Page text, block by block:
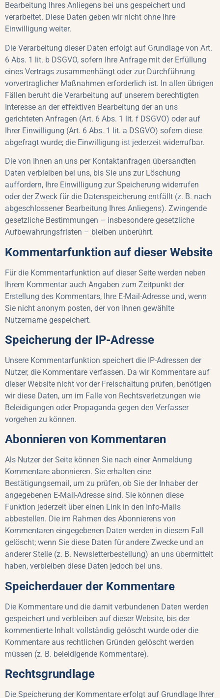
Bearbeitung Ihres Anliegens bei uns gespeichert und
verarbeitet. Diese Daten geben wir nicht ohne Ihre
Einwilligung weiter.
Die Verarbeitung dieser Daten erfolgt auf Grundlage von Art.
6 Abs. 1 lit. b DSGVO, sofern Ihre Anfrage mit der Erfüllung
eines Vertrags zusammenhängt oder zur Durchführung
vorvertraglicher Maßnahmen erforderlich ist. In allen übrigen
Fällen beruht die Verarbeitung auf unserem berechtigten
Interesse an der effektiven Bearbeitung der an uns
gerichteten Anfragen (Art. 6 Abs. 1 lit. f DSGVO) oder auf
Ihrer Einwilligung (Art. 6 Abs. 1 lit. a DSGVO) sofern diese
abgefragt wurde; die Einwilligung ist jederzeit widerrufbar.
Die von Ihnen an uns per Kontaktanfragen übersandten
Daten verbleiben bei uns, bis Sie uns zur Löschung
auffordern, Ihre Einwilligung zur Speicherung widerrufen
oder der Zweck für die Datenspeicherung entfällt (z. B. nach
abgeschlossener Bearbeitung Ihres Anliegens). Zwingende
gesetzliche Bestimmungen – insbesondere gesetzliche
Aufbewahrungsfristen – bleiben unberührt.
Kommentarfunktion auf dieser Website
Für die Kommentarfunktion auf dieser Seite werden neben
Ihrem Kommentar auch Angaben zum Zeitpunkt der
Erstellung des Kommentars, Ihre E-Mail-Adresse und, wenn
Sie nicht anonym posten, der von Ihnen gewählte
Nutzername gespeichert.
Speicherung der IP-Adresse
Unsere Kommentarfunktion speichert die IP-Adressen der
Nutzer, die Kommentare verfassen. Da wir Kommentare auf
dieser Website nicht vor der Freischaltung prüfen, benötigen
wir diese Daten, um im Falle von Rechtsverletzungen wie
Beleidigungen oder Propaganda gegen den Verfasser
vorgehen zu können.
Abonnieren von Kommentaren
Als Nutzer der Seite können Sie nach einer Anmeldung
Kommentare abonnieren. Sie erhalten eine
Bestätigungsemail, um zu prüfen, ob Sie der Inhaber der
angegebenen E-Mail-Adresse sind. Sie können diese
Funktion jederzeit über einen Link in den Info-Mails
abbestellen. Die im Rahmen des Abonnierens von
Kommentaren eingegebenen Daten werden in diesem Fall
gelöscht; wenn Sie diese Daten für andere Zwecke und an
anderer Stelle (z. B. Newsletterbestellung) an uns übermittelt
haben, verbleiben diese Daten jedoch bei uns.
Speicherdauer der Kommentare
Die Kommentare und die damit verbundenen Daten werden
gespeichert und verbleiben auf dieser Website, bis der
kommentierte Inhalt vollständig gelöscht wurde oder die
Kommentare aus rechtlichen Gründen gelöscht werden
müssen (z. B. beleidigende Kommentare).
Rechtsgrundlage
Die Speicherung der Kommentare erfolgt auf Grundlage Ihrer